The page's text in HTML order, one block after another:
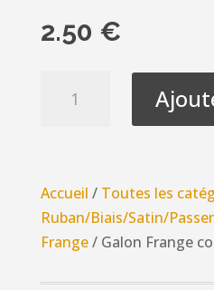
2.50 €
24mm
bleu
ciel
Accueil / Toutes les
Ruban/Biais/Satin/
Frange/ Galon Frange